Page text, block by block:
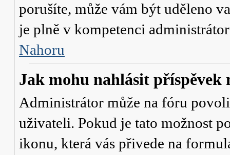
porušíte, může vám být uděleno
je plně v kompetenci
Nahoru
Jak mohu nahlásit příspěvek
Administrátor může na fóru
uživateli. Pokud je tato možnost
ikonu, která vás přivede na